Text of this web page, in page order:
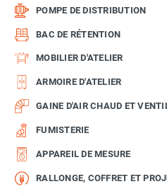
POMPE DE DISTRIBUTION
BAC DE RÉTENTION
MOBILIER D'ATELIER
ARMOIRE D'ATELIER
GAINE D'AIR CHAUD ET
FUMISTERIE
APPAREIL DE MESURE
RALLONGE, COFFRET ET